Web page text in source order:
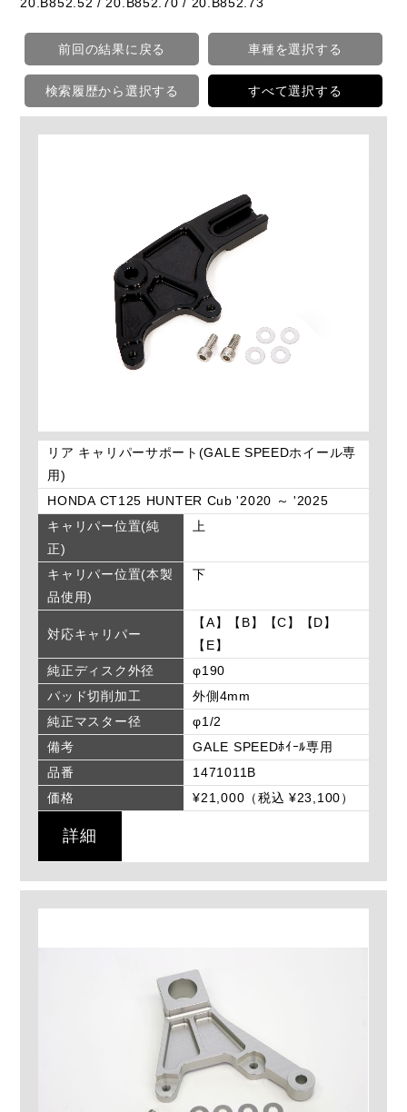
20.B852.52 / 20.B852.70 / 20.B852.73
前回の結果に戻る 車種を選択する
検索履歴から選択する すべて選択する
リア キャリパーサポート(GALE SPEEDホイール専
用)
HONDA CT125 HUNTER Cub '2020 ～ '2025
キャリパー位置(純
正)
上
キャリパー位置(本製
品使用)
下
対応キャリパー
【A】【B】【C】【D】
【E】
純正ディスク外径
φ190
パッド切削加工
外側4mm
純正マスター径
φ1/2
備考
GALE SPEEDﾎｲｰﾙ専用
品番
1471011B
価格
¥21,000（税込 ¥23,100）
詳細